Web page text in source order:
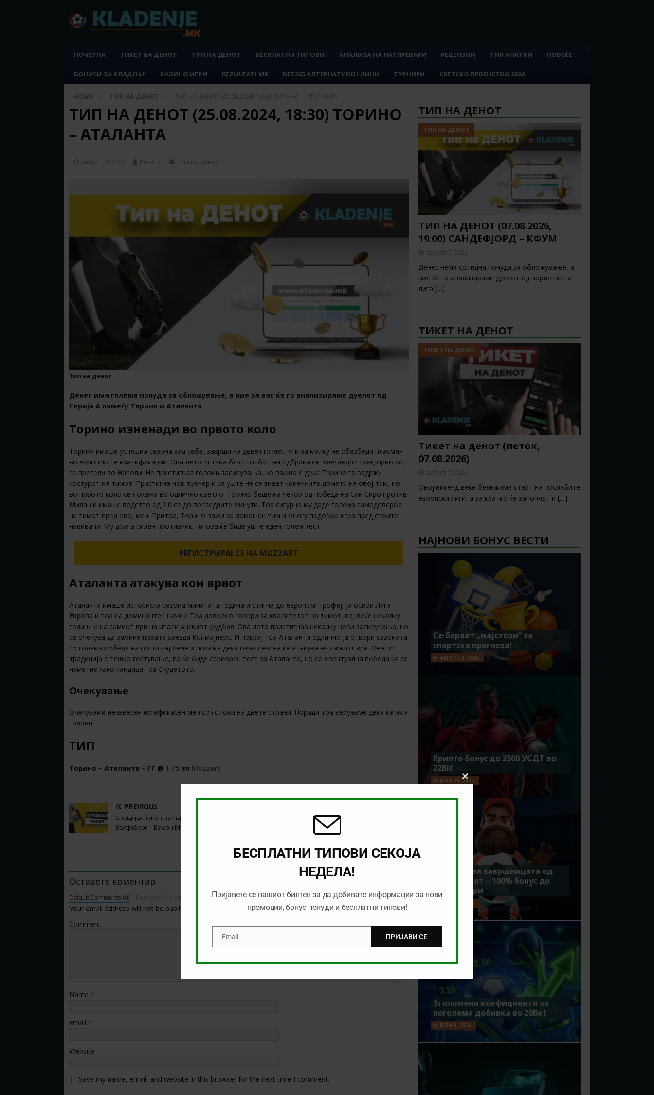
ПОЧЕТНА ТИКЕТ НА ДЕНОТ ТИП НА ДЕНОТ БЕСПЛАТНИ ТИПОВИ АНАЛИЗА НА НАТПРЕВАРИ РЕЦЕНЗИИ ТИП АЛАТКИ ПОВЕЌЕ
БОНУСИ ЗА КЛАДЕЊЕ КАЗИНО ИГРИ REZULTATI MK BET365 АЛТЕРНАТИВЕН ЛИНК ТУРНИРИ СВЕТСКО ПРВЕНСТВО 2026
HOME ТИП НА ДЕНОТ ТИП НА ДЕНОТ (25.08.2024, 18:30) ТОРИНО – АТАЛАНТА
ТИП НА ДЕНОТ (25.08.2024, 18:30) ТОРИНО
– АТАЛАНТА
август 25, 2024 Petar K. Тип на денот
Тип на денот
Денес има голема понуда за обложување, а ние за вас ќе го анализираме дуелот од
Серија А помеѓу Торино и Аталанта.
Торино изненади во првото коло
Торино имаше успешна сезона зад себе, заврши на деветто место и за малку не обезбеди пласман
во европските квалификации. Ова лето остана без столбот на одбраната, Алесандро Бонџорно кој
се пресели во Наполи. Не пристигнаа големи засилувања, но важно е дека Торино го задржи
костурот на тимот. Пристигна нов тренер и се уште не се знаат конечните домети на овој тим, но
во првото коло се покажа во одлично светло. Торино беше на чекор од победа на Сан Сиро против
Милан и имаше водство од 2:0 се до последните минути. Тоа сигурно му даде голема самодоверба
на тимот пред овој меч. Притоа, Торино важи за домашен тим и многу подобро игра пред своите
навивачи. Му доаѓа силен противник, па ова ќе биде уште еден голем тест.
РЕГИСТРИРАЈ СЕ НА MOZZART
Аталанта атакува кон врвот
Аталанта имаше историска сезона минатата година и стигна до европски трофеј, ја освои Лига
Европа и тоа на доминантен начин. Тоа доволно говори за квалитетот на тимот, кој веќе неколку
години е на самиот врв на италијанскиот фудбал. Ова лето пристигнаа неколку нови засилувања, но
се очекува да замине првата ѕвезда Копмајнерс. И покрај тоа Аталанта одлично ја отвори сезоната
со голема победа на гости кај Лече и покажа дека оваа сезона ќе атакува на самиот врв. Ова по
традиција е тешко гостување, па ќе биде сериорен тест за Аталанта, но со евентуална победа ќе се
наметне како кандидат за Скудетото.
Очекување
Очекуваме неизвесен но ефикасен меч со голови на двете страни. Поради тоа веруавме дека ќе има
голови.
ТИП
Торино – Аталанта – ГГ @ 1.75 во Mozzart
PREVIOUS
Специјал тикет за натпреварот
Волфсбург – Баерн Минхен
ТИП НА ДЕНОТ (26.08.2024, 20:45)
ВЕРОНА – ЈУВЕНТУС
Оставете коментар
Default Comments (0)
Your email address will not be published.
Comment
Name *
Email *
Website
Save my name, email, and website in this browser for the next time I comment.
ТИП НА ДЕНОТ
ТИП НА ДЕНОТ
ТИП НА ДЕНОТ (07.08.2026,
19:00) САНДЕФЈОРД – КФУМ
август 7, 2026
Денес нема солидна понуда за обложување, а
ние ќе го анализираме дуелот од норвешката
лига […]
ТИКЕТ НА ДЕНОТ
ТИКЕТ НА ДЕНОТ
Тикет на денот (петок,
07.08.2026)
август 7, 2026
Овој викенд веќе бележиме старт на послабите
европски лиги, а за кратко ќе започнат и […]
НАЈНОВИ БОНУС ВЕСТИ
Се бараат „мајстори“ за
спортска прогноза!
АВГУСТ 5, 2026
Крипто бонус до 3500 УСДТ во
22Bit
ЈУЛИ 29, 2026
Идеално за завршницата од
Мундијалот – 100% бонус до
7500 денари
ЈУЛИ 15, 2026
Зголемени коефициенти за
поголема добивка во 20Bet
ЈУЛИ 8, 2026
Close
module
БЕСПЛАТНИ ТИПОВИ СЕКОЈА
НЕДЕЛА!
Пријавете се нашиот билтен за да добивате информации за нови
промоции, бонус понуди и бесплатни типови!
EmailEmail ПРИЈАВИ СЕ